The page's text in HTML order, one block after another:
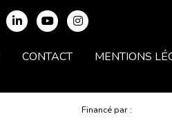
CONTACT MENTIONS
Financé par :